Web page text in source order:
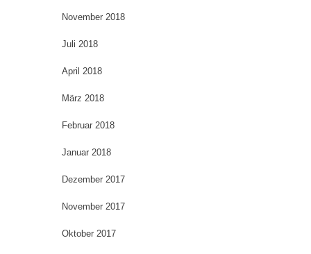
November 2018
Juli 2018
April 2018
März 2018
Februar 2018
Januar 2018
Dezember 2017
November 2017
Oktober 2017